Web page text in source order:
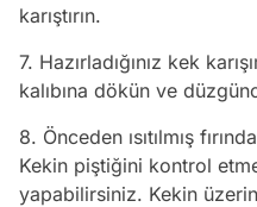
karıştırın.
7. Hazırladığınız kek
kalıbına dökün ve
8. Önceden ısıtılmış
Kekin piştiğini kontrol
yapabilirsiniz. Kekin